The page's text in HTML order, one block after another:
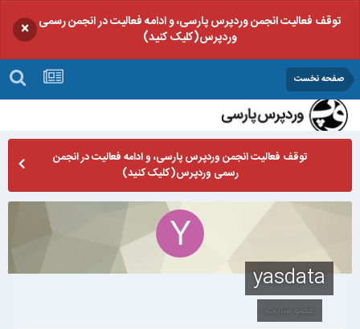
توقف فعالیت انجمن وردپرس پارسی، و ادامه فعالیت در انجمن رسمی
وردپرس(کلیک کنید)
×
صفحه نخست
توقف فعالیت انجمن وردپرس پارسی، و ادامه فعالیت در انجمن
رسمی وردپرس(کلیک کنید)
yasdata
عضو سایت